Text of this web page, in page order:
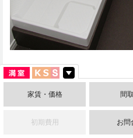
木目調の壁は温もりがあり、落
家賃・価格 間
初期費用 お問